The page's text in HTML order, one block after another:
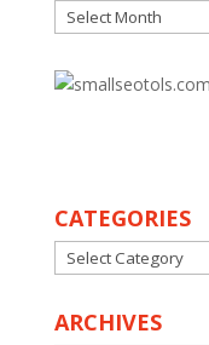
Archives
CATEGORIES
CATEGORIES
ARCHIVES